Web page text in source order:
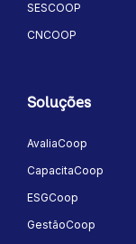
SESCOOP
CNCOOP
Soluções
AvaliaCoop
CapacitaCoop
ESGCoop
GestãoCoop